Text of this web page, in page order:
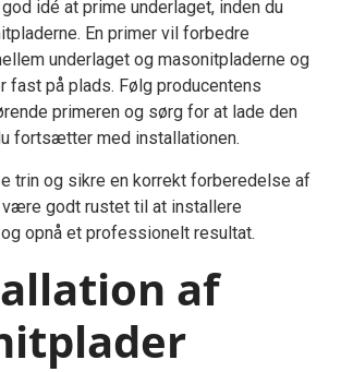
idé at prime underlaget, inden du
En primer vil forbedre
underlaget og masonitpladerne og
fast på plads. Følg producentens
primeren og sørg for at lade den
fortsætter med installationen.
trin og sikre en korrekt forberedelse af
være godt rustet til at installere
opnå et professionelt resultat.
af